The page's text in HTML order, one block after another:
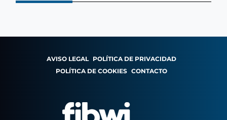
AVISO LEGAL POLÍTICA DE PRIVACIDAD
POLÍTICA DE COOKIES CONTACTO